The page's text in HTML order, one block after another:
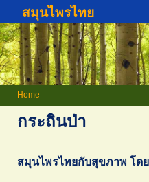
สมุนไพรไทย
Home
กระถินป่า
สมุนไพรไทยกับสุขภาพ โ